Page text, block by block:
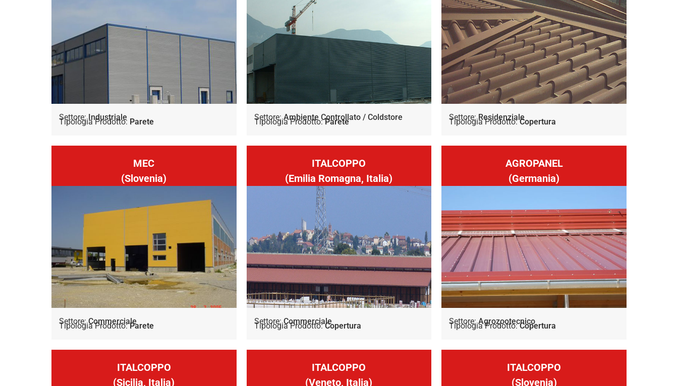
Settore: Industriale
Tipologia Prodotto: Parete Settore:Ambiente Controllato / Coldstore
Tipologia Prodotto:Parete Settore: Residenziale
Tipologia Prodotto:Copertura
MEC
(Slovenia)
Settore:Commerciale
Tipologia Prodotto:Parete
ITALCOPPO
(Emilia Romagna, Italia)
Settore:Commerciale
Tipologia Prodotto:Copertura
AGROPANEL
(Germania)
Settore:Agrozootecnico
Tipologia Prodotto:Copertura
ITALCOPPO
(Sicilia, Italia)
ITALCOPPO
(Veneto, Italia)
ITALCOPPO
(Slovenia)